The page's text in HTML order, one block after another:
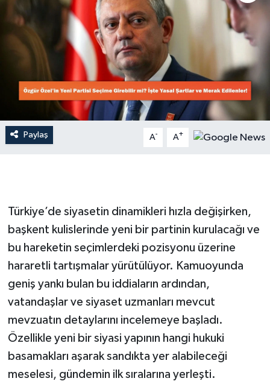
Paylaş A- A+
Türkiye’de siyasetin dinamikleri hızla değişirken,
başkent kulislerinde yeni bir partinin kurulacağı ve
bu hareketin seçimlerdeki pozisyonu üzerine
hararetli tartışmalar yürütülüyor. Kamuoyunda
geniş yankı bulan bu iddiaların ardından,
vatandaşlar ve siyaset uzmanları mevcut
mevzuatın detaylarını incelemeye başladı.
Özellikle yeni bir siyasi yapının hangi hukuki
basamakları aşarak sandıkta yer alabileceği
meselesi, gündemin ilk sıralarına yerleşti.